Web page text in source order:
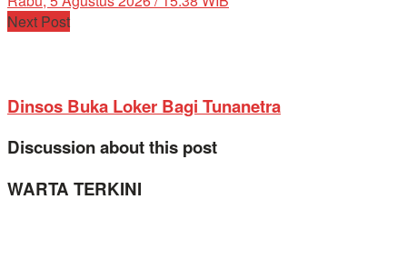
Next Post
Dinsos Buka Loker Bagi Tunanetra
Discussion about this post
WARTA TERKINI